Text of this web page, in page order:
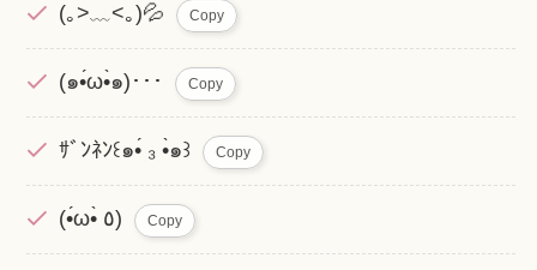
(｡>﹏<｡)💦 Copy
(๑•́ω•̀๑)･･･ Copy
ｻﾞﾝﾈﾝ꒰๑•́ ₃ •̀๑꒱ Copy
(•́ω•̀ ٥) Copy